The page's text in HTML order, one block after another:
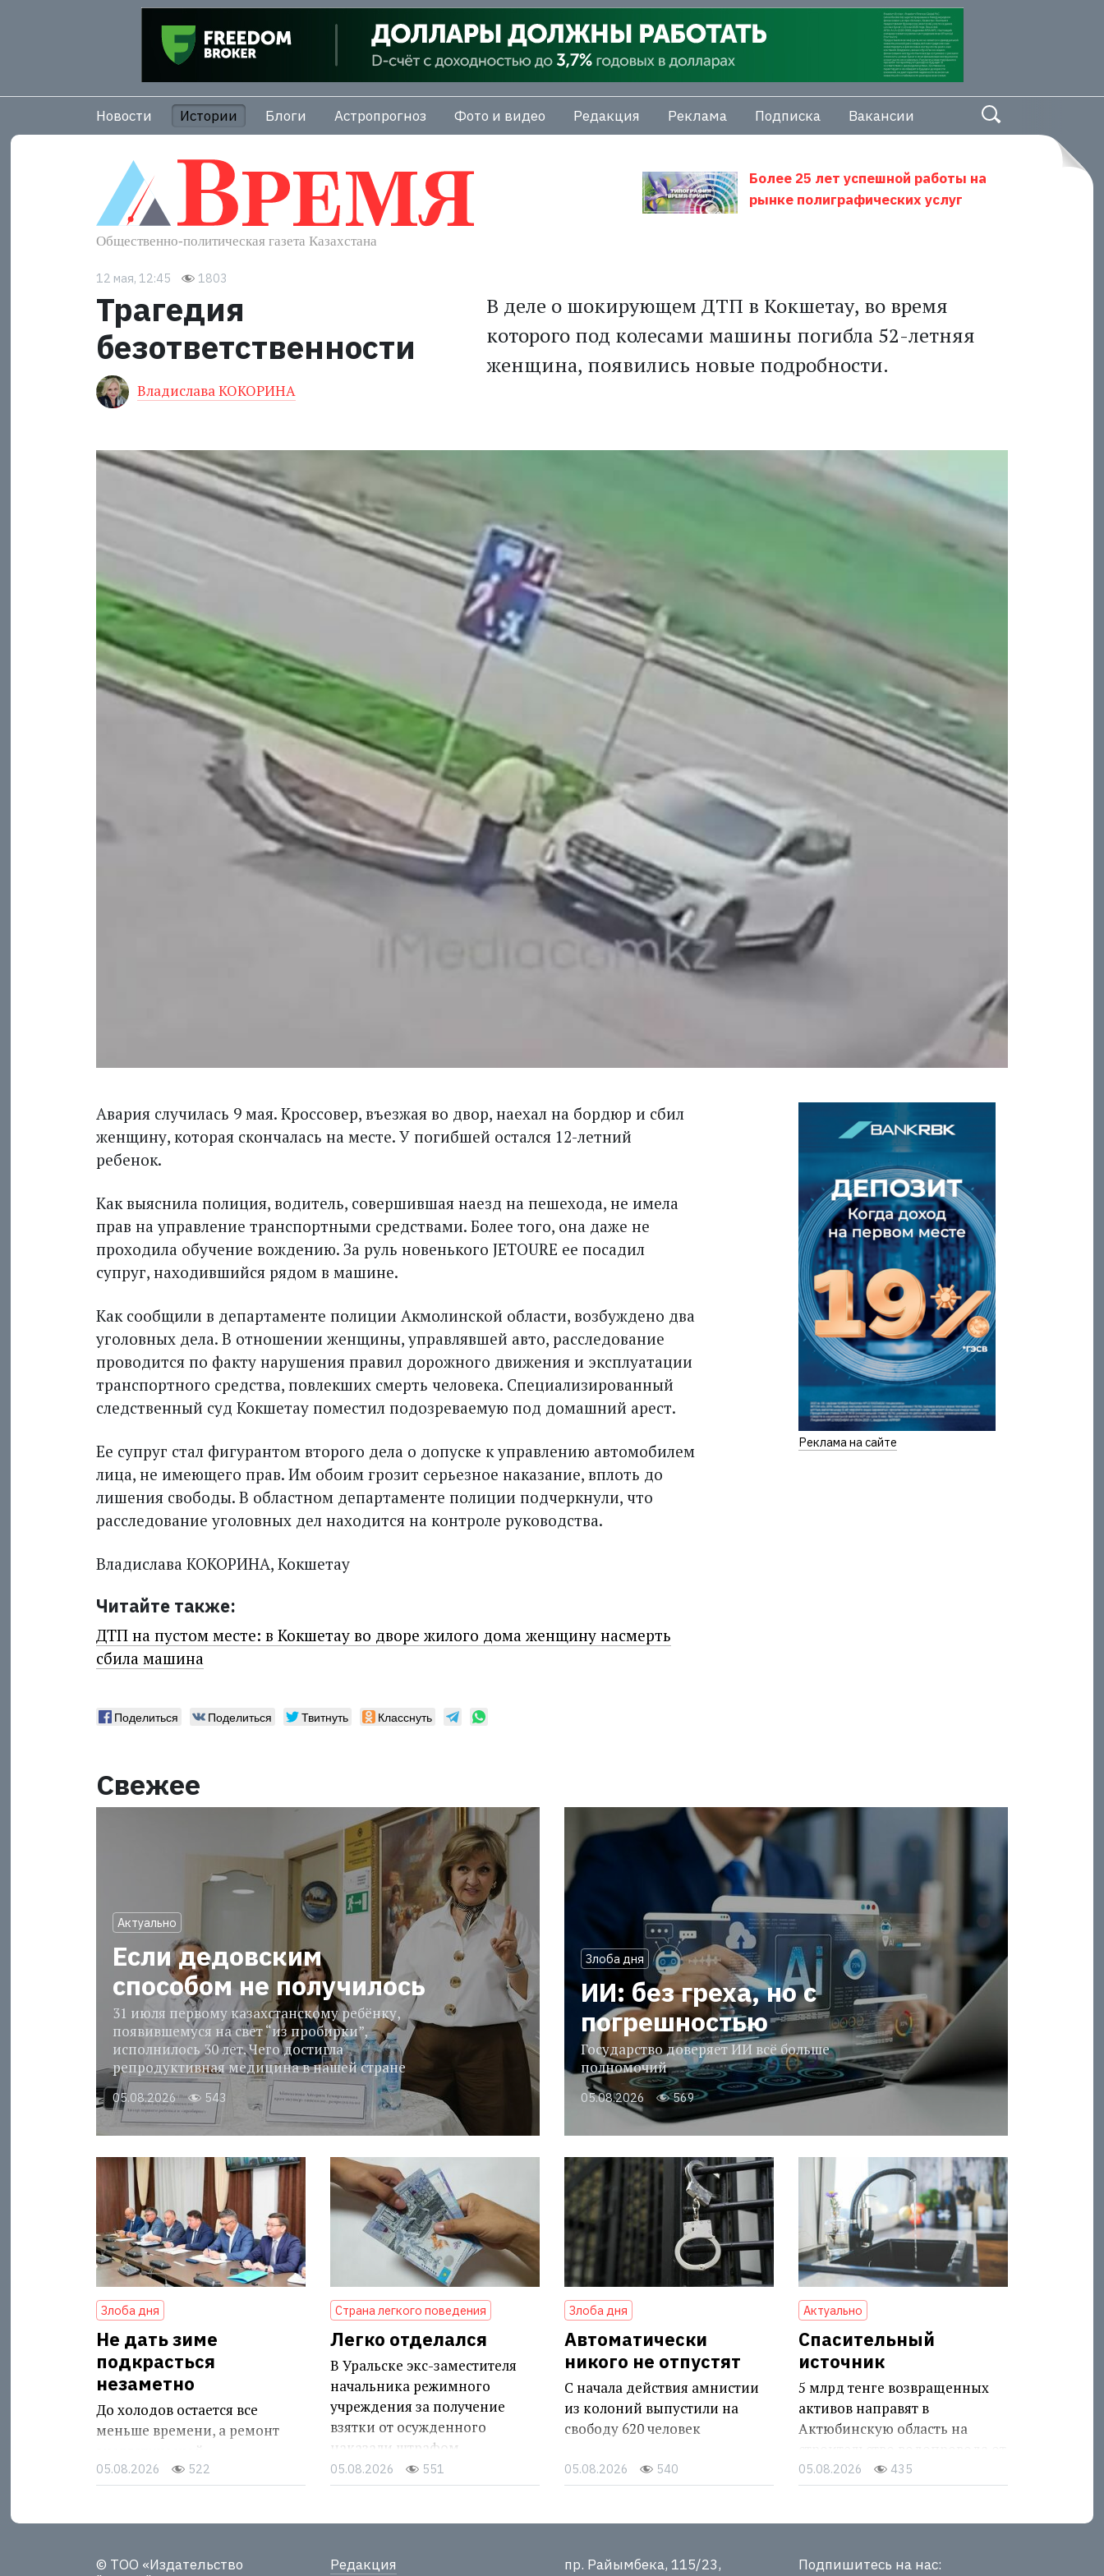
Новости Истории Блоги Астропрогноз Фото и видео Редакция Реклама Подписка Вакансии
Более 25 лет успешной работы на
рынке полиграфических услуг
12 мая, 12:45 1803
Трагедия
безответственности
Владислава КОКОРИНА
В деле о шокирующем ДТП в Кокшетау, во время
которого под колесами машины погибла 52-летняя
женщина, появились новые подробности.
Авария случилась 9 мая. Кроссовер, въезжая во двор, наехал на бордюр и сбил
женщину, которая скончалась на месте. У погибшей остался 12-летний
ребенок.
Как выяснила полиция, водитель, совершившая наезд на пешехода, не имела
прав на управление транспортными средствами. Более того, она даже не
проходила обучение вождению. За руль новенького JETOURE ее посадил
супруг, находившийся рядом в машине.
Как сообщили в департаменте полиции Акмолинской области, возбуждено два
уголовных дела. В отношении женщины, управлявшей авто, расследование
проводится по факту нарушения правил дорожного движения и эксплуатации
транспортного средства, повлекших смерть человека. Специализированный
следственный суд Кокшетау поместил подозреваемую под домашний арест.
Ее супруг стал фигурантом второго дела о допуске к управлению автомобилем
лица, не имеющего прав. Им обоим грозит серьезное наказание, вплоть до
лишения свободы. В областном департаменте полиции подчеркнули, что
расследование уголовных дел находится на контроле руководства.
Владислава КОКОРИНА, Кокшетау
Читайте также:
ДТП на пустом месте: в Кокшетау во дворе жилого дома женщину насмерть
сбила машина
Поделиться Поделиться Твитнуть Класснуть
Реклама на сайте
Свежее
Актуально
Если дедовским
способом не получилось
31 июля первому казахстанскому ребёнку,
появившемуся на свет “из пробирки”,
исполнилось 30 лет. Чего достигла
репродуктивная медицина в нашей стране
05.08.2026 543
Злоба дня
ИИ: без греха, но с
погрешностью
Государство доверяет ИИ всё больше
полномочий
05.08.2026 569
Злоба дня
Не дать зиме
подкрасться
незаметно
До холодов остается все
меньше времени, а ремонт
энергетической
инфраструктуры
продолжается
05.08.2026 522
Страна легкого поведения
Легко отделался
В Уральске экс-заместителя
начальника режимного
учреждения за получение
взятки от осужденного
наказали штрафом
05.08.2026 551
Злоба дня
Автоматически
никого не отпустят
С начала действия амнистии
из колоний выпустили на
свободу 620 человек
05.08.2026 540
Актуально
Спасительный
источник
5 млрд тенге возвращенных
активов направят в
Актюбинскую область на
Сарыбулакского
месторождения подземных
05.08.2026 435
© ТОО «Издательство
Редакция
пр. Райымбека, 115/23,
Подпишитесь на нас: